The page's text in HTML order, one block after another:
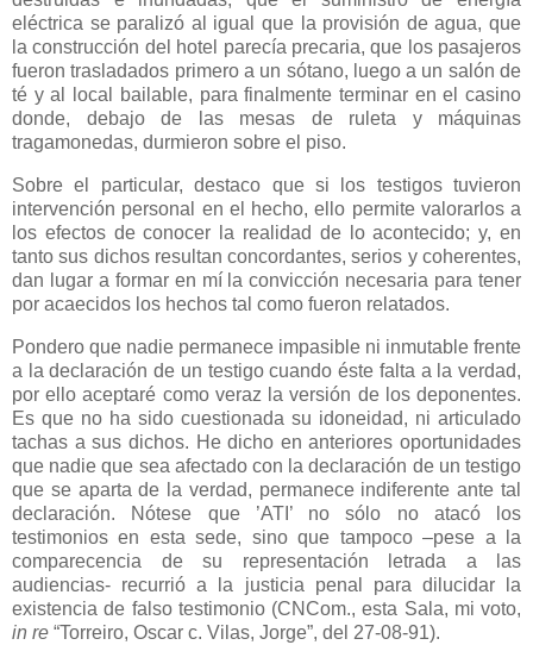
eléctrica se paralizó al igual que la provisión de agua, que
la construcción del hotel parecía precaria, que los pasajeros
fueron trasladados primero a un sótano, luego a un salón de
té y al local bailable, para finalmente terminar en el casino
donde, debajo de las mesas de ruleta y máquinas
tragamonedas, durmieron sobre el piso.
Sobre el particular, destaco que si los testigos tuvieron
intervención personal en el hecho, ello permite valorarlos a
los efectos de conocer la realidad de lo acontecido; y, en
tanto sus dichos resultan concordantes, serios y coherentes,
dan lugar a formar en mí la convicción necesaria para tener
por acaecidos los hechos tal como fueron relatados.
Pondero que nadie permanece impasible ni inmutable frente
a la declaración de un testigo cuando éste falta a la verdad,
por ello aceptaré como veraz la versión de los deponentes.
Es que no ha sido cuestionada su idoneidad, ni articulado
tachas a sus dichos. He dicho en anteriores oportunidades
que nadie que sea afectado con la declaración de un testigo
que se aparta de la verdad, permanece indiferente ante tal
declaración. Nótese que ’ATI’ no sólo no atacó los
testimonios en esta sede, sino que tampoco –pese a la
comparecencia de su representación letrada a las
audiencias- recurrió a la justicia penal para dilucidar la
existencia de falso testimonio (CNCom., esta Sala, mi voto,
in re “Torreiro, Oscar c. Vilas, Jorge”, del 27-08-91).